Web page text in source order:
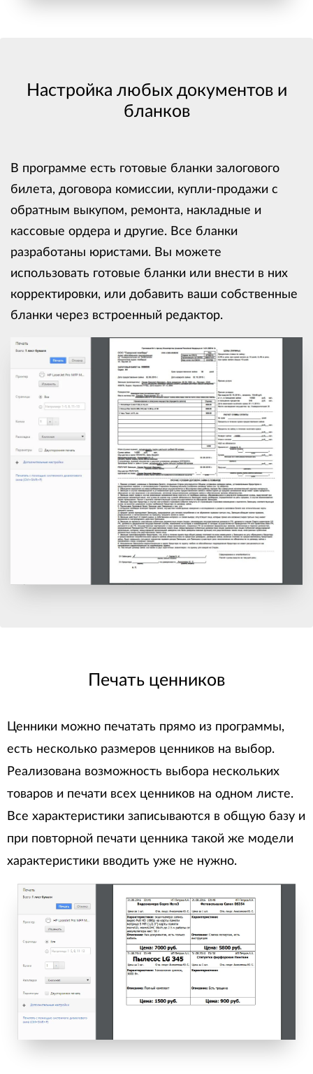
Настройка любых документов и
бланков
В программе есть готовые бланки залогового
билета, договора комиссии, купли-продажи с
обратным выкупом, ремонта, накладные и
кассовые ордера и другие. Все бланки
разработаны юристами. Вы можете
использовать готовые бланки или внести в них
корректировки, или добавить ваши собственные
бланки через встроенный редактор.
Печать ценников
Ценники можно печатать прямо из программы,
есть несколько размеров ценников на выбор.
Реализована возможность выбора нескольких
товаров и печати всех ценников на одном листе.
Все характеристики записываются в общую базу и
при повторной печати ценника такой же модели
характеристики вводить уже не нужно.